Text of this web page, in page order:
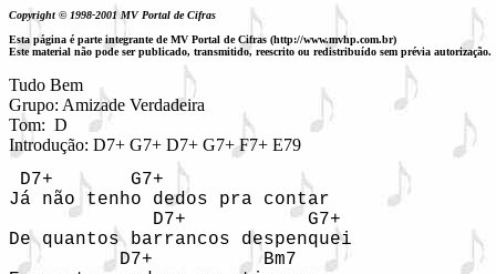
Copyright © 1998-2001 MV Portal de Cifras
Esta página é parte integrante de MV Portal de Cifras (http://www.mvhp.com.br)
Este material não pode ser publicado, transmitido, reescrito ou redistribuído sem prévia autorização.
Tudo Bem
Grupo: Amizade Verdadeira
Tom:  D
Introdução: D7+ G7+ D7+ G7+ F7+ E79
D7+       G7+
Já não tenho dedos pra contar
             D7+           G7+
De quantos barrancos despenquei
          D7+          Bm7